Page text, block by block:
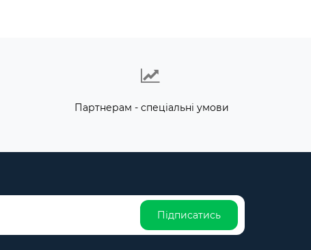
Партнерам - спеціальні умови
Підписатись